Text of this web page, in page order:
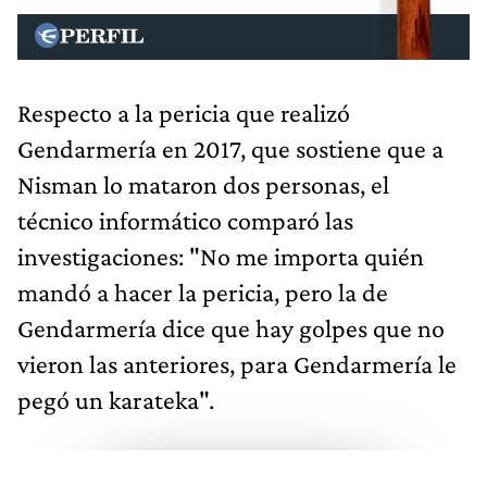
Respecto a la pericia que realizó
Gendarmería en 2017, que sostiene que a
Nisman lo mataron dos personas, el
técnico informático comparó las
investigaciones: "No me importa quién
mandó a hacer la pericia, pero la de
Gendarmería dice que hay golpes que no
vieron las anteriores, para Gendarmería le
pegó un karateka".